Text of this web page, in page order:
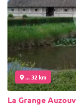
... 32 km
La Grange